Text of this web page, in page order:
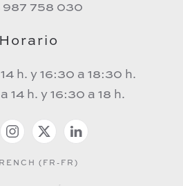
987 758 030
Horario
h. y 16:30 a 18:30 h.
14 h. y 16:30 a 18 h.